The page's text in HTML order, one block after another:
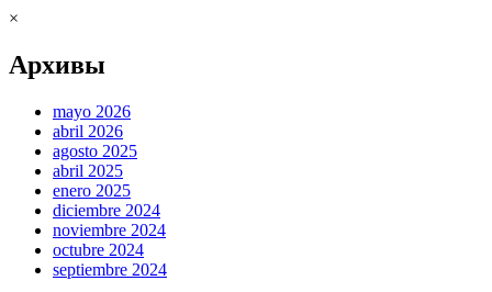
×
Архивы
mayo 2026
abril 2026
agosto 2025
abril 2025
enero 2025
diciembre 2024
noviembre 2024
octubre 2024
septiembre 2024